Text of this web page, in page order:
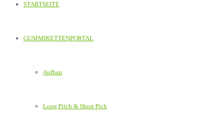
STARTSEITE
GUMMIKETTENPORTAL
Aufbau
Long Pitch & Short Pich